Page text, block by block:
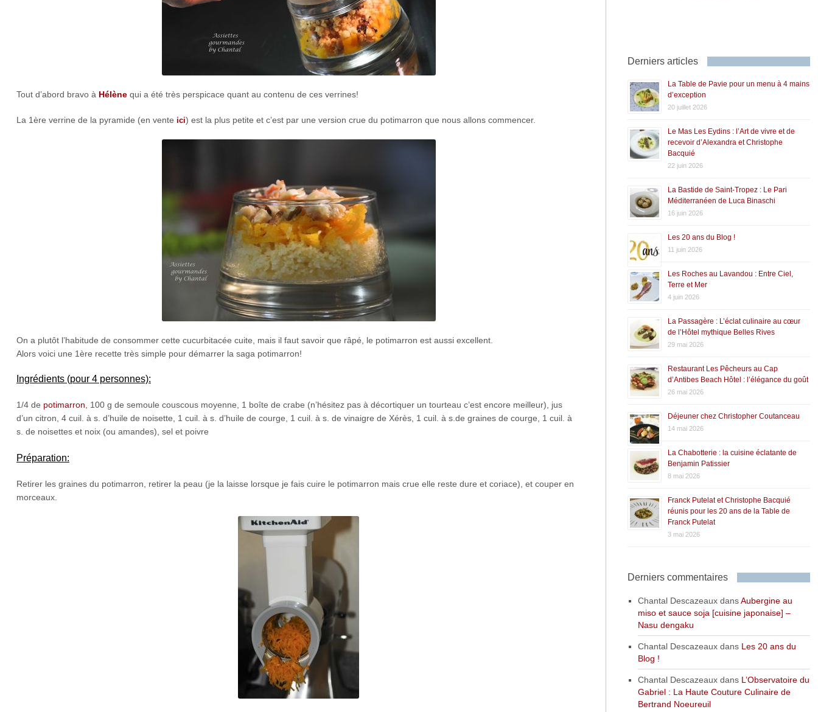
Tout d’abord bravo à Hélène qui a été très perspicace quant au contenu de ces verrines!
La 1ère verrine de la pyramide (en vente ici) est la plus petite et c’est par une version crue du potimarron que nous allons commencer.
On a plutôt l’habitude de consommer cette cucurbitacée cuite, mais il faut savoir que râpé, le potimarron est aussi excellent.
Alors voici une 1ère recette très simple pour démarrer la saga potimarron!
Ingrédients (pour 4 personnes):
1/4 de potimarron, 100 g de semoule couscous moyenne, 1 boîte de crabe (n’hésitez pas à décortiquer un tourteau c’est encore meilleur), jus
d’un citron, 4 cuil. à s. d’huile de noisette, 1 cuil. à s. d’huile de courge, 1 cuil. à s. de vinaigre de Xérès, 1 cuil. à s.de graines de courge, 1 cuil. à
s. de noisettes et noix (ou amandes), sel et poivre
Préparation:
Retirer les graines du potimarron, retirer la peau (je la laisse lorsque je fais cuire le potimarron mais crue elle reste dure et coriace), et couper en
morceaux.
Derniers articles
La Table de Pavie pour un menu à 4 mains
d’exception
20 juillet 2026
Le Mas Les Eydins : l’Art de vivre et de
recevoir d’Alexandra et Christophe
Bacquié
22 juin 2026
La Bastide de Saint-Tropez : Le Pari
Méditerranéen de Luca Binaschi
16 juin 2026
Les 20 ans du Blog !
11 juin 2026
Les Roches au Lavandou : Entre Ciel,
Terre et Mer
4 juin 2026
La Passagère : L’éclat culinaire au cœur
de l’Hôtel mythique Belles Rives
29 mai 2026
Restaurant Les Pêcheurs au Cap
d’Antibes Beach Hôtel : l’élégance du goût
26 mai 2026
Déjeuner chez Christopher Coutanceau
14 mai 2026
La Chabotterie : la cuisine éclatante de
Benjamin Patissier
8 mai 2026
Franck Putelat et Christophe Bacquié
réunis pour les 20 ans de la Table de
Franck Putelat
3 mai 2026
Derniers commentaires
Chantal DescazeauxdansAubergine au
miso et sauce soja [cuisine japonaise] –
Nasu dengaku
Chantal Descazeauxdans Les 20 ans du
Blog !
Chantal Descazeauxdans L’Observatoire du
Gabriel : La Haute Couture Culinaire de
Bertrand Noeureuil